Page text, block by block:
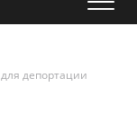
депортации